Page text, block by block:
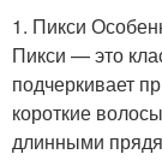
1. Пикси
Пикси — это
подчеркивает
короткие
длинными